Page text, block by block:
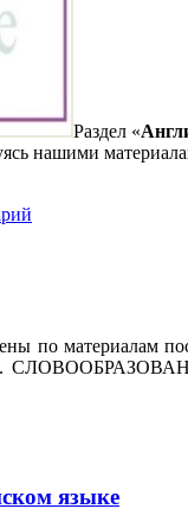
Раздел «
нашими
по материалам
языке